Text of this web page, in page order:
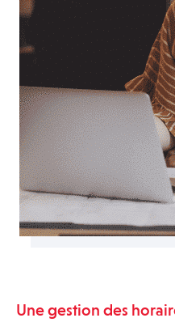
Une gestion des